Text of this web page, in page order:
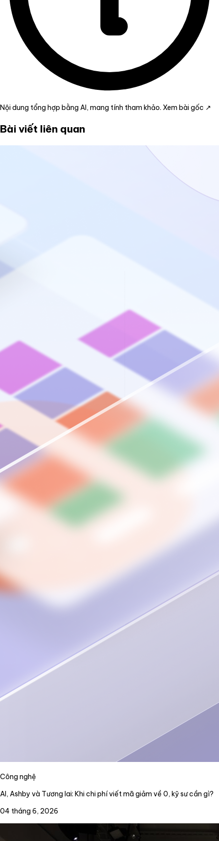
Nội dung tổng hợp bằng AI, mang tính tham khảo. Xem bài gốc ↗
Bài viết liên quan
Công nghệ
AI, Ashby và Tương lai: Khi chi phí viết mã giảm về 0, kỹ sư cần gì?
04 tháng 6, 2026